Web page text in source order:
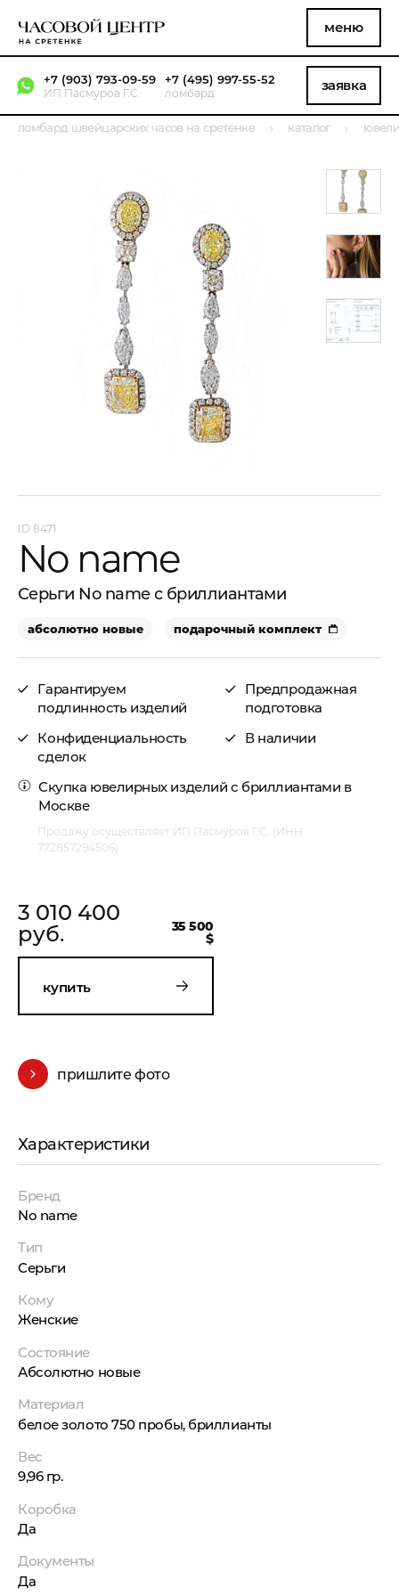
меню
+7 (903) 793-09-59
ИП Пасмуров Г.С.
+7 (495) 997-55-52
ломбард заявка
ломбард швейцарских часов на сретенке каталог
8471
No name
Серьги No name с бриллиантами
абсолютно новые подарочный комплект
Гарантируем
подлинность изделий
Конфиденциальность
сделок
Предпродажная
подготовка
В наличии
Скупка ювелирных изделий с бриллиантами в
Москве
Продажу осуществляет ИП Пасмуров Г.С. (ИНН
772857294506)
3 010 400
руб.
35 500
$
купить
пришлите фото
Характеристики
Бренд
No name
Тип
Серьги
Кому
Женские
Состояние
Абсолютно новые
Материал
белое золото 750 пробы, бриллианты
Вес
9,96 гр.
Коробка
Да
Документы
Да